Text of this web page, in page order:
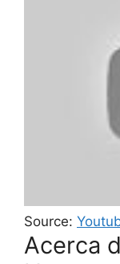
Source:
Acerca